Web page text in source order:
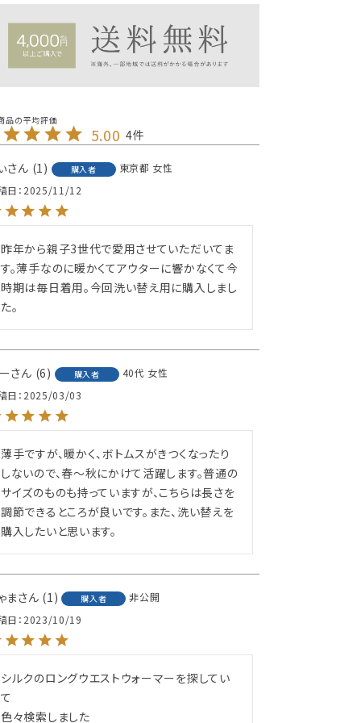
5.00 4
1 購入者 東京都 女性
日 2025/11/12
昨年から親子3世代で愛用させていただいてま
す。薄手なのに暖かくてアウターに響かなくて今
時期は毎日着用。今回洗い替え用に購入しまし
た。
6 購入者 40代 女性
日 2025/03/03
薄手ですが、暖かく、ボトムスがきつくなったり
しないので、春～秋にかけて活躍します。普通の
サイズのものも持っていますが、こちらは長さを
調節できるところが良いです。また、洗い替えを
購入したいと思います。
ま 1 購入者
非公開
日 2023/10/19
シルクのロングウエストウォーマーを探してい
て
色々検索しました